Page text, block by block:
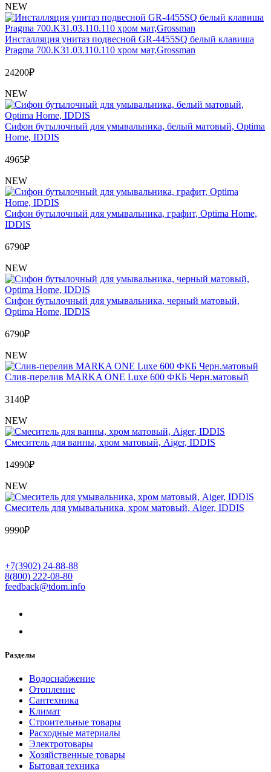
Вакансии
Контакты
NEW
Инсталляция унитаз подвесной GR-4455SQ белый клавиша
Pragma 700.K31.03.110.110 хром мат,Grossman
24200₽
NEW
Сифон бутылочный для умывальника, белый матовый, Optima
Home, IDDIS
4965₽
NEW
Сифон бутылочный для умывальника, графит, Optima Home,
IDDIS
6790₽
NEW
Сифон бутылочный для умывальника, черный матовый,
Optima Home, IDDIS
6790₽
NEW
Слив-перелив MARKA ONE Luxe 600 ФКБ Черн.матовый
3140₽
NEW
Cмеситель для ванны, хром матовый, Aiger, IDDIS
14990₽
NEW
Cмеситель для умывальника, хром матовый, Aiger, IDDIS
9990₽
+7(3902) 24-88-88
8(800) 222-08-80
feedback@tdom.info
Разделы
Водоснабжение
Отопление
Сантехника
Климат
Строительные товары
Расходные материалы
Электротовары
Хозяйственные товары
Бытовая техника